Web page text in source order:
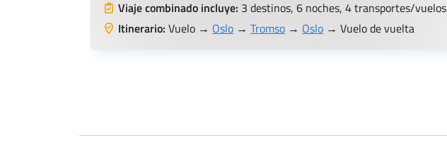
Viaje combinado incluye: 3 destinos, 6 noches, 4 transportes/vuelos
Itinerario: Vuelo → Oslo → Tromso → Oslo → Vuelo de vuelta